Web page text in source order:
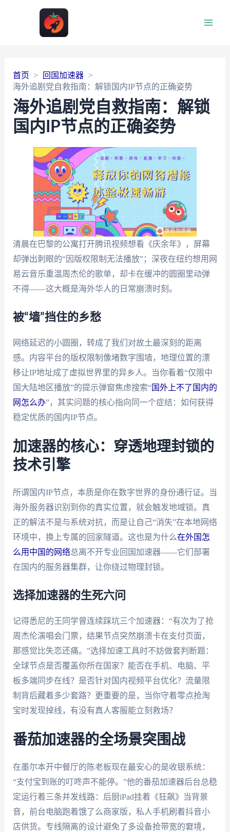
首页
回国加速器
海外追剧党自救指南：解锁国内IP节点的正确姿势
海外追剧党自救指南：解锁
国内IP节点的正确姿势
清晨在巴黎的公寓打开腾讯视频想看《庆余年》，屏幕
却弹出刺眼的“因版权限制无法播放”；深夜在纽约想用网
易云音乐重温周杰伦的歌单，却卡在缓冲的圆圈里动弹
不得——这大概是海外华人的日常崩溃时刻。
被“墙”挡住的乡愁
网络延迟的小圆圈，转成了我们对故土最深刻的距离
感。内容平台的版权限制像堵数字围墙，地理位置的漂
移让IP地址成了虚拟世界里的异乡人。当你看着“仅限中
国大陆地区播放”的提示弹窗焦虑搜索“国外上不了国内的
网怎么办”，其实问题的核心指向同一个症结：如何获得
稳定优质的国内IP节点。
加速器的核心：穿透地理封锁的
技术引擎
所谓国内IP节点，本质是你在数字世界的身份通行证。当
海外服务器识别到你的真实位置，就会触发地域锁。真
正的解法不是与系统对抗，而是让自己“消失”在本地网络
环境中，换上专属的回家隧道。这也是为什么在外国怎
么用中国的网络总离不开专业回国加速器——它们部署
在国内的服务器集群，让你绕过物理封锁。
选择加速器的生死六问
记得悉尼的王同学曾连续踩坑三个加速器：“有次为了抢
周杰伦演唱会门票，结果节点突然崩溃卡在支付页面，
那感觉比失恋还痛。”选择加速工具时不妨做套判断题：
全球节点是否覆盖你所在国家？能否在手机、电脑、平
板多端同步在线？是否针对国内视频平台优化？流量限
制背后藏着多少套路？更重要的是，当你守着零点抢淘
宝时发现掉线，有没有真人客服能立刻救场？
番茄加速器的全场景突围战
在墨尔本开中餐厅的陈老板现在最安心的是收银系统：
“支付宝到账的叮咚声不能停。”他的番茄加速器后台总稳
定运行着三条并发线路：后厨iPad挂着《狂飙》当背景
音，前台电脑跑着饿了么商家版，私人手机刷着抖音小
店供货。专线隔离的设计避免了多设备抢带宽的窘境，